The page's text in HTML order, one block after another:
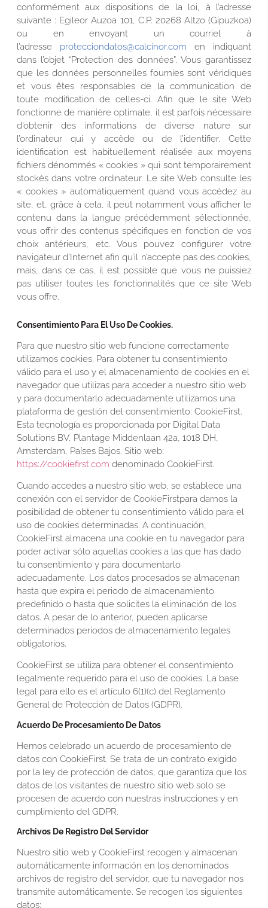
conformément aux dispositions de la loi, à l’adresse
suivante : Egileor Auzoa 101, C.P. 20268 Altzo (Gipuzkoa)
ou en envoyant un courriel à
l’adresse protecciondatos@calcinor.com en indiquant
dans l’objet “Protection des données”. Vous garantissez
que les données personnelles fournies sont véridiques
et vous êtes responsables de la communication de
toute modification de celles-ci. Afin que le site Web
fonctionne de manière optimale, il est parfois nécessaire
d’obtenir des informations de diverse nature sur
l’ordinateur qui y accède ou de l’identifier. Cette
identification est habituellement réalisée aux moyens
fichiers dénommés « cookies » qui sont temporairement
stockés dans votre ordinateur. Le site Web consulte les
« cookies » automatiquement quand vous accédez au
site, et, grâce à cela, il peut notamment vous afficher le
contenu dans la langue précédemment sélectionnée,
vous offrir des contenus spécifiques en fonction de vos
choix antérieurs, etc. Vous pouvez configurer votre
navigateur d’Internet afin qu’il n’accepte pas des cookies,
mais, dans ce cas, il est possible que vous ne puissiez
pas utiliser toutes les fonctionnalités que ce site Web
vous offre.
Consentimiento Para El Uso De Cookies.
Para que nuestro sitio web funcione correctamente
utilizamos cookies. Para obtener tu consentimiento
válido para el uso y el almacenamiento de cookies en el
navegador que utilizas para acceder a nuestro sitio web
y para documentarlo adecuadamente utilizamos una
plataforma de gestión del consentimiento: CookieFirst.
Esta tecnología es proporcionada por Digital Data
Solutions BV, Plantage Middenlaan 42a, 1018 DH,
Amsterdam, Países Bajos. Sitio web:
https://cookiefirst.com denominado CookieFirst.
Cuando accedes a nuestro sitio web, se establece una
conexión con el servidor de CookieFirstpara darnos la
posibilidad de obtener tu consentimiento válido para el
uso de cookies determinadas. A continuación,
CookieFirst almacena una cookie en tu navegador para
poder activar sólo aquellas cookies a las que has dado
tu consentimiento y para documentarlo
adecuadamente. Los datos procesados se almacenan
hasta que expira el periodo de almacenamiento
predefinido o hasta que solicites la eliminación de los
datos. A pesar de lo anterior, pueden aplicarse
determinados periodos de almacenamiento legales
obligatorios.
CookieFirst se utiliza para obtener el consentimiento
legalmente requerido para el uso de cookies. La base
legal para ello es el artículo 6(1)(c) del Reglamento
General de Protección de Datos (GDPR).
Acuerdo De Procesamiento De Datos
Hemos celebrado un acuerdo de procesamiento de
datos con CookieFirst. Se trata de un contrato exigido
por la ley de protección de datos, que garantiza que los
datos de los visitantes de nuestro sitio web solo se
procesen de acuerdo con nuestras instrucciones y en
cumplimiento del GDPR.
Archivos De Registro Del Servidor
Nuestro sitio web y CookieFirst recogen y almacenan
automáticamente información en los denominados
archivos de registro del servidor, que tu navegador nos
transmite automáticamente. Se recogen los siguientes
datos: